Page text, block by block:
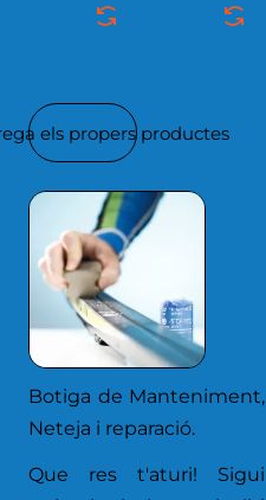
Botiga de Manteniment,
Neteja i reparació.
Que res t'aturi! Sigui
els propers productes